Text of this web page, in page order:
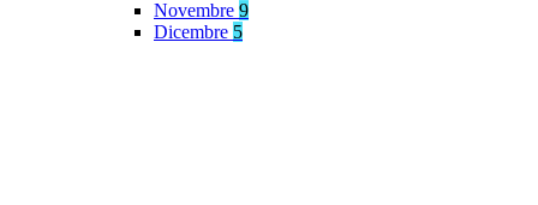
Novembre 9
Dicembre 5